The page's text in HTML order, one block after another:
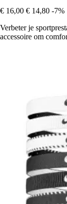
€ 16,00 € 14,80 -7%
Verbeter je
accessoire om